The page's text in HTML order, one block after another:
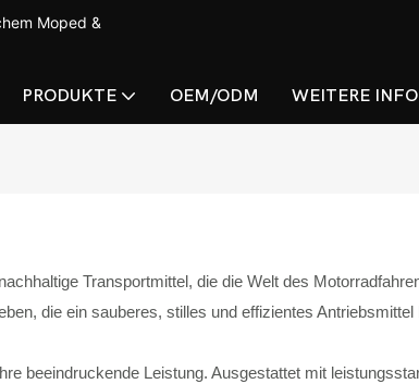
Moped &
PRODUKTE OEM/ODM WEITERE
Transportmittel, die die Welt des
die ein sauberes, stilles und effizientes
beeindruckende Leistung. Ausgestattet mit